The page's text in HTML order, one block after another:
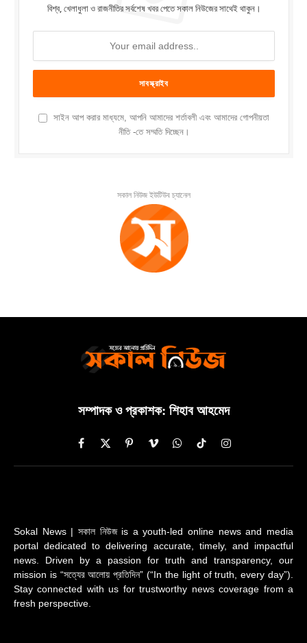
বিশ্ব, খেলাধুলা ও রাজনীতির সর্বশেষ খবর পেতে সকাল নিউজের সাথেই থাকুন।
সাইন আপ করার মাধ্যমে, আপনি আমাদের শর্তাবলী এবং আমাদের গোপনীয়তা
নীতি -তে সম্মতি দিচ্ছেন।
সকাল নিউজ ইউটিউব চ্যানেল
সম্পাদক ও প্রকাশক: শিহাব আহমেদ
Facebook
X
(Twitter)
PinterestVimeoWhatsAppTikTokInstagram
Sokal News | সকাল নিউজ is a youth-led online news and media
portal dedicated to delivering accurate, timely, and impactful
news. Driven by a passion for truth and transparency, our
mission is “সত্যের আলোয় প্রতিদিন” (“In the light of truth, every day”).
Stay connected with us for trustworthy news coverage from a
fresh perspective.